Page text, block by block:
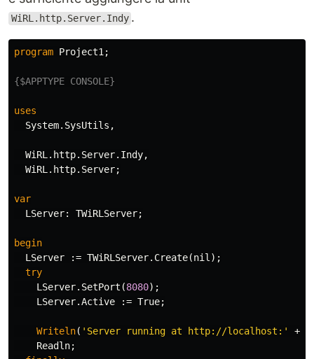
WiRL.http.Server.Indy .
program Project1 ;
{$APPTYPE CONSOLE}
uses
System. SysUtils ,
WiRL . http. Server. Indy,
WiRL . http. Server;
var
LServer: TWiRLServer;
begin
LServer
:= TWiRLServer. Create(nil );
try
LServer. SetPort (8080);
LServer.Active := True;
Writeln( 'Server running at http://localhost:' +
Readln;